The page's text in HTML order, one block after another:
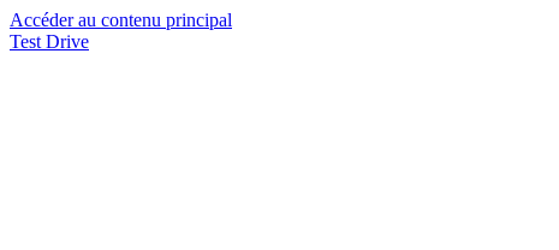
Accéder au contenu principal
Test Drive